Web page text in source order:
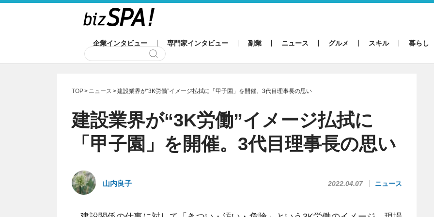
企業インタビュー 専門家インタビュー 副業 ニュース グルメ スキル 暮らし
TOP ニュース 建設業界が“3K労働”イメージ払拭に「甲子園」を開催。3代目理事長の思い
建設業界が“3K労働”イメージ払拭に
「甲子園」を開催。3代目理事長の思い
山内良子 2022.04.07 ニュース